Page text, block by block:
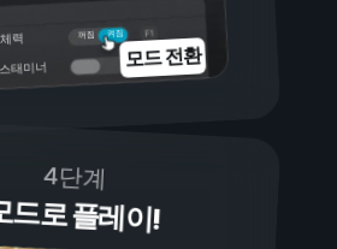
켜짐
꺼짐
력
태미너 모드 전환
4단계
드로 플레이!